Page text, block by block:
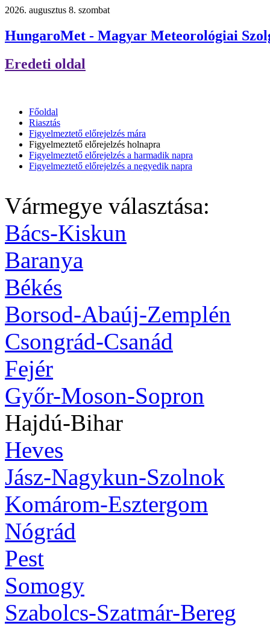
2026. augusztus 8. szombat
HungaroMet - Magyar Meteorológiai
Eredeti oldal
Főoldal
Riasztás
Figyelmeztető előrejelzés mára
Figyelmeztető előrejelzés holnapra
Figyelmeztető előrejelzés a harmadik napra
Figyelmeztető előrejelzés a negyedik napra
Vármegye választása:
Bács-Kiskun
Baranya
Békés
Borsod-Abaúj-Zemplén
Csongrád-Csanád
Fejér
Győr-Moson-Sopron
Hajdú-Bihar
Heves
Jász-Nagykun-Szolnok
Komárom-Esztergom
Nógrád
Pest
Somogy
Szabolcs-Szatmár-Bereg